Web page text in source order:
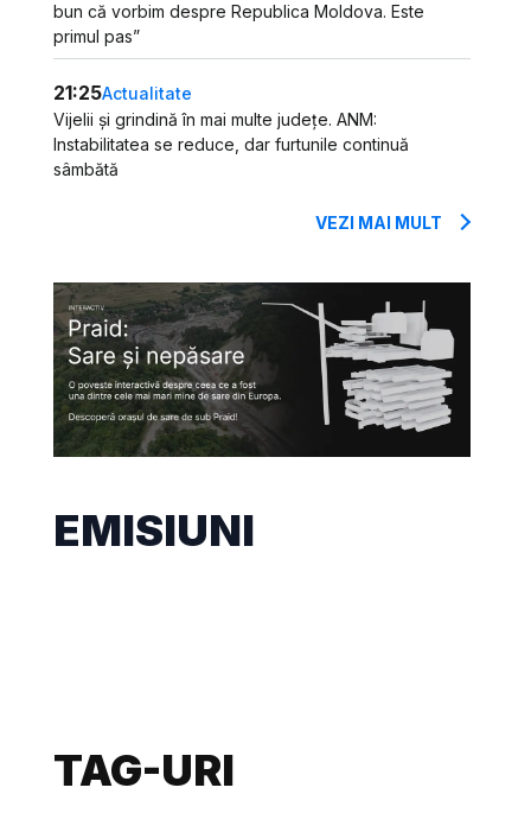
bun că vorbim despre Republica Moldova. Este
primul pas”
21:25Actualitate
Vijelii și grindină în mai multe județe. ANM:
Instabilitatea se reduce, dar furtunile continuă
sâmbătă
VEZI MAI MULT
EMISIUNI
TAG-URI